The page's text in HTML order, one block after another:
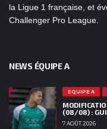
la Ligue 1 française, et
Challenger Pro League.
NEWS ÉQUIPE A
EQUIPE A
(08/08) :
7 AOÛT 2026